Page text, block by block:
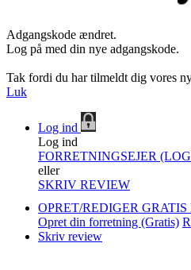
Adgangskode ændret.
Log på med din nye adgangskode.
Tak fordi du har tilmeldt dig vores
Luk
Log ind
Log ind
FORRETNINGSEJER
eller
SKRIV REVIEW
OPRET/REDIGER
Opret din forretning (Gratis)
Skriv review